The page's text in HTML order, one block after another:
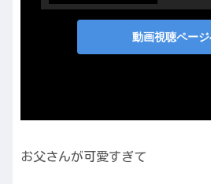
お父さんが可愛すぎて